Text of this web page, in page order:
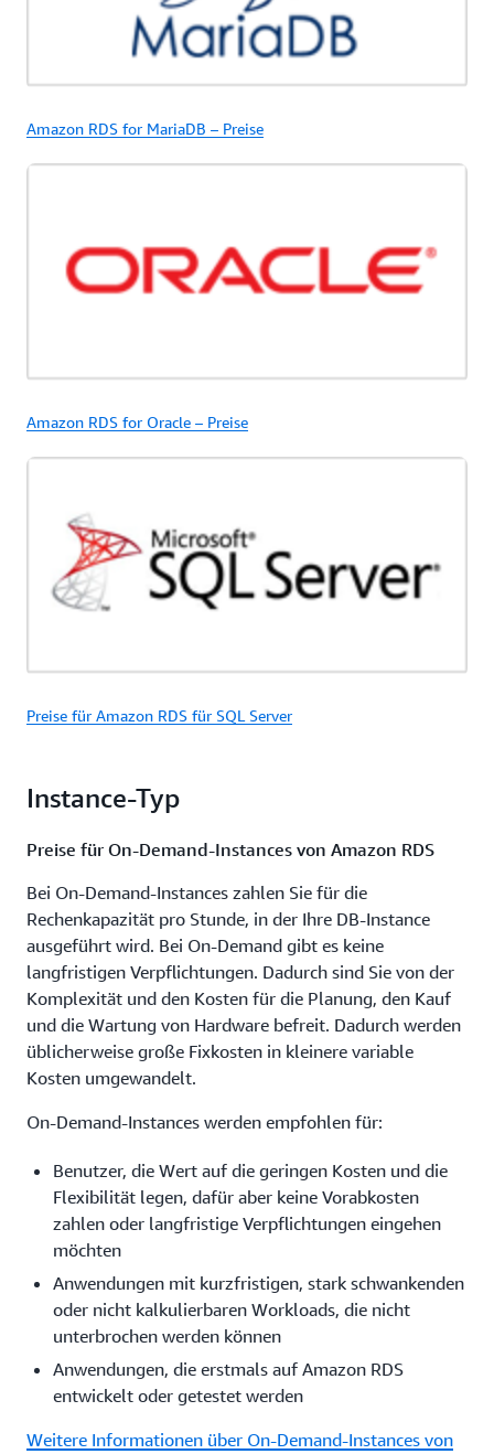
Amazon RDS for MariaDB – Preise
Amazon RDS for Oracle – Preise
Preise für Amazon RDS für SQL Server
Instance-Typ
Preise für On-Demand-Instances von Amazon RDS
Bei On-Demand-Instances zahlen Sie für die
Rechenkapazität pro Stunde, in der Ihre DB-Instance
ausgeführt wird. Bei On-Demand gibt es keine
langfristigen Verpflichtungen. Dadurch sind Sie von der
Komplexität und den Kosten für die Planung, den Kauf
und die Wartung von Hardware befreit. Dadurch werden
üblicherweise große Fixkosten in kleinere variable
Kosten umgewandelt.
On-Demand-Instances werden empfohlen für:
Benutzer, die Wert auf die geringen Kosten und die
Flexibilität legen, dafür aber keine Vorabkosten
zahlen oder langfristige Verpflichtungen eingehen
möchten
Anwendungen mit kurzfristigen, stark schwankenden
oder nicht kalkulierbaren Workloads, die nicht
unterbrochen werden können
Anwendungen, die erstmals auf Amazon RDS
entwickelt oder getestet werden
Weitere Informationen über On-Demand-Instances von